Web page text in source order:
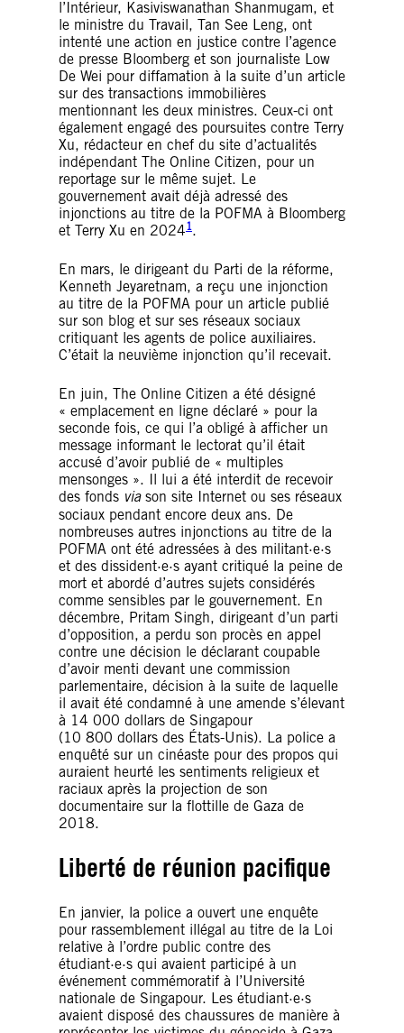
l’Intérieur, Kasiviswanathan Shanmugam, et
le ministre du Travail, Tan See Leng, ont
intenté une action en justice contre l’agence
de presse Bloomberg et son journaliste Low
De Wei pour diffamation à la suite d’un article
sur des transactions immobilières
mentionnant les deux ministres. Ceux-ci ont
également engagé des poursuites contre Terry
Xu, rédacteur en chef du site d’actualités
indépendant The Online Citizen, pour un
reportage sur le même sujet. Le
gouvernement avait déjà adressé des
injonctions au titre de la POFMA à Bloomberg
et Terry Xu en 20241.
En mars, le dirigeant du Parti de la réforme,
Kenneth Jeyaretnam, a reçu une injonction
au titre de la POFMA pour un article publié
sur son blog et sur ses réseaux sociaux
critiquant les agents de police auxiliaires.
C’était la neuvième injonction qu’il recevait.
En juin, The Online Citizen a été désigné
« emplacement en ligne déclaré » pour la
seconde fois, ce qui l’a obligé à afficher un
message informant le lectorat qu’il était
accusé d’avoir publié de « multiples
mensonges ». Il lui a été interdit de recevoir
des fonds viason site Internet ou ses réseaux
sociaux pendant encore deux ans. De
nombreuses autres injonctions au titre de la
POFMA ont été adressées à des militant·e·s
et des dissident·e·s ayant critiqué la peine de
mort et abordé d’autres sujets considérés
comme sensibles par le gouvernement. En
décembre, Pritam Singh, dirigeant d’un parti
d’opposition, a perdu son procès en appel
contre une décision le déclarant coupable
d’avoir menti devant une commission
parlementaire, décision à la suite de laquelle
il avait été condamné à une amende s’élevant
à 14 000 dollars de Singapour
(10 800 dollars des États-Unis). La police a
enquêté sur un cinéaste pour des propos qui
auraient heurté les sentiments religieux et
raciaux après la projection de son
documentaire sur la flottille de Gaza de
2018.
Liberté de réunion pacifique
En janvier, la police a ouvert une enquête
pour rassemblement illégal au titre de la Loi
relative à l’ordre public contre des
étudiant·e·s qui avaient participé à un
événement commémoratif à l’Université
nationale de Singapour. Les étudiant·e·s
avaient disposé des chaussures de manière à